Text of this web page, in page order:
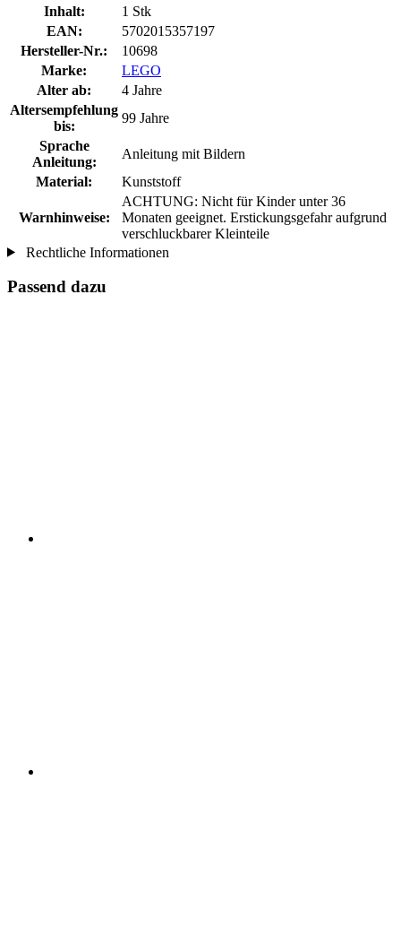
Inhalt:
1 Stk
EAN:
5702015357197
Hersteller-Nr.:
10698
Marke:
LEGO
Alter ab:
4 Jahre
Altersempfehlung
bis:
99 Jahre
Sprache
Anleitung:
Anleitung mit Bildern
Material:
Kunststoff
Warnhinweise:
ACHTUNG: Nicht für Kinder unter 36
Monaten geeignet. Erstickungsgefahr aufgrund
verschluckbarer Kleinteile
Rechtliche Informationen
Passend dazu